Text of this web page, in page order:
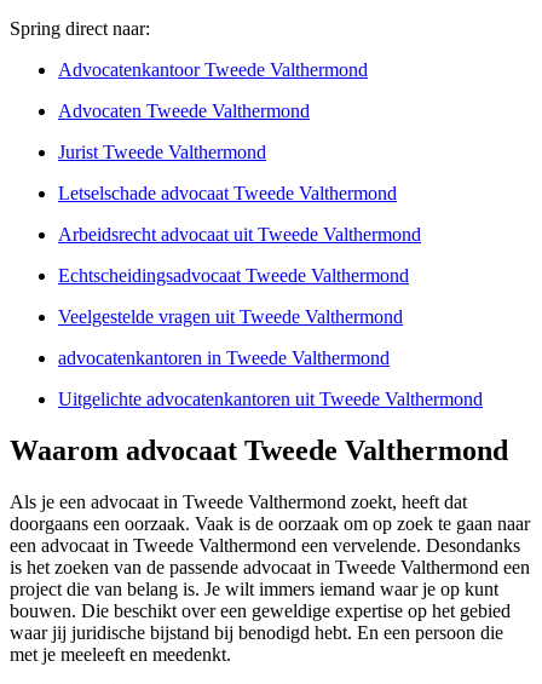
Spring direct naar:
Advocatenkantoor Tweede Valthermond
Advocaten Tweede Valthermond
Jurist Tweede Valthermond
Letselschade advocaat Tweede Valthermond
Arbeidsrecht advocaat uit Tweede Valthermond
Echtscheidingsadvocaat Tweede Valthermond
Veelgestelde vragen uit Tweede Valthermond
advocatenkantoren in Tweede Valthermond
Uitgelichte advocatenkantoren uit Tweede Valthermond
Waarom advocaat Tweede Valthermond
Als je een advocaat in Tweede Valthermond zoekt, heeft dat
doorgaans een oorzaak. Vaak is de oorzaak om op zoek te gaan naar
een advocaat in Tweede Valthermond een vervelende. Desondanks
is het zoeken van de passende advocaat in Tweede Valthermond een
project die van belang is. Je wilt immers iemand waar je op kunt
bouwen. Die beschikt over een geweldige expertise op het gebied
waar jij juridische bijstand bij benodigd hebt. En een persoon die
met je meeleeft en meedenkt.